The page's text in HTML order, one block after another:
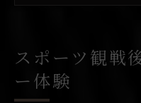
札幌市中央区で
バーで友達作
スポーツ観戦
ー体験